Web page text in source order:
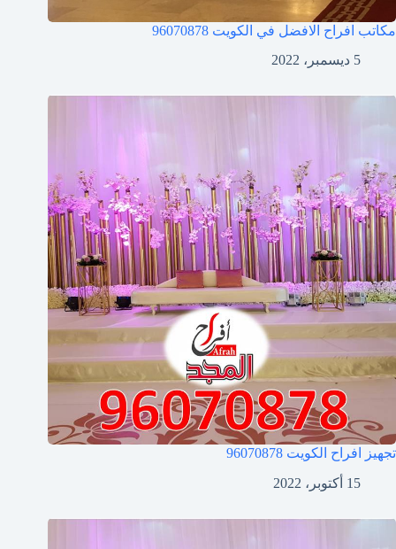
مكاتب افراح الافضل في الكويت 96070878
5 ديسمبر، 2022
تجهيز افراح الكويت 96070878
15 أكتوبر، 2022